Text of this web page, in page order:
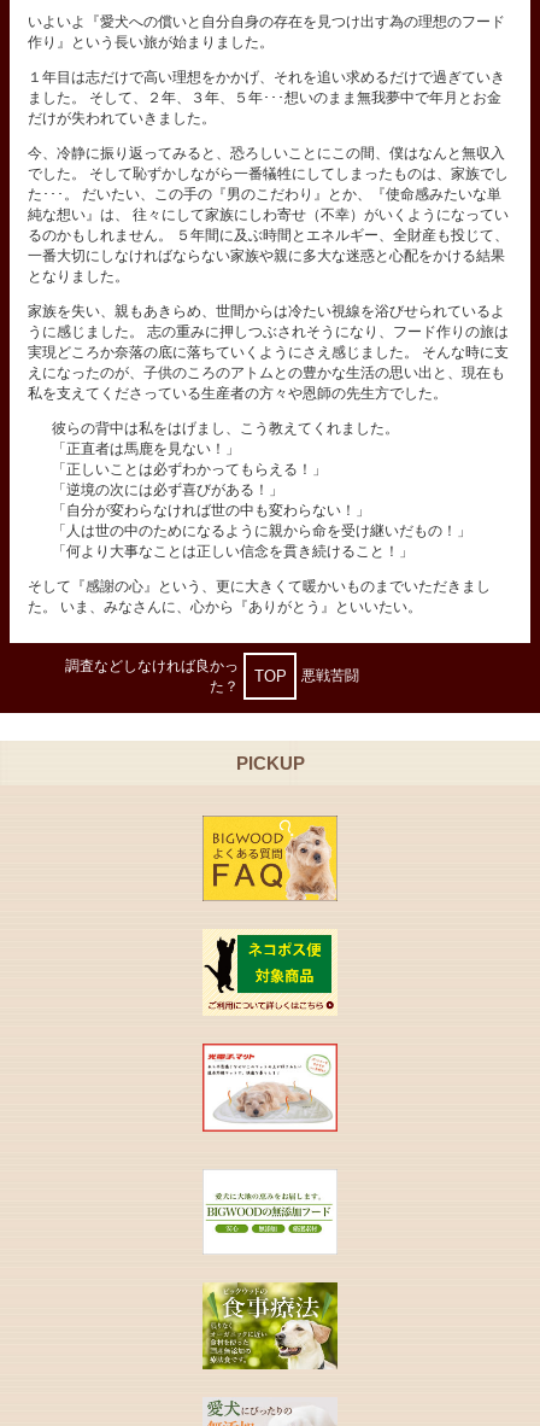
いよいよ『愛犬への償いと自分自身の存在を見つけ出す為の理想のフード
作り』という長い旅が始まりました。
１年目は志だけで高い理想をかかげ、それを追い求めるだけで過ぎていき
ました。 そして、２年、３年、５年･･･想いのまま無我夢中で年月とお金
だけが失われていきました。
今、冷静に振り返ってみると、恐ろしいことにこの間、僕はなんと無収入
でした。 そして恥ずかしながら一番犠牲にしてしまったものは、家族でし
た･･･。 だいたい、この手の『男のこだわり』とか、『使命感みたいな単
純な想い』は、 往々にして家族にしわ寄せ（不幸）がいくようになってい
るのかもしれません。 ５年間に及ぶ時間とエネルギー、全財産も投じて、
一番大切にしなければならない家族や親に多大な迷惑と心配をかける結果
となりました。
家族を失い、親もあきらめ、世間からは冷たい視線を浴びせられているよ
うに感じました。 志の重みに押しつぶされそうになり、フード作りの旅は
実現どころか奈落の底に落ちていくようにさえ感じました。 そんな時に支
えになったのが、子供のころのアトムとの豊かな生活の思い出と、現在も
私を支えてくださっている生産者の方々や恩師の先生方でした。
彼らの背中は私をはげまし、こう教えてくれました。
「正直者は馬鹿を見ない！」
「正しいことは必ずわかってもらえる！」
「逆境の次には必ず喜びがある！」
「自分が変わらなければ世の中も変わらない！」
「人は世の中のためになるように親から命を受け継いだもの！」
「何より大事なことは正しい信念を貫き続けること！」
そして『感謝の心』という、更に大きくて暖かいものまでいただきまし
た。 いま、みなさんに、心から『ありがとう』といいたい。
調査などしなければ良かっ
た？
TOP 悪戦苦闘
PICKUP